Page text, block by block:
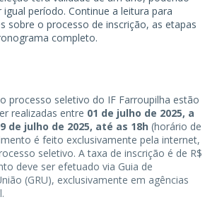
período. Continue a leitura para
sobre o processo de inscrição, as etapas
completo.
processo seletivo do IF Farroupilha estão
realizadas entre 01 de julho de 2025, a
de julho de 2025, até as 18h (horário de
é feito exclusivamente pela internet,
seletivo. A taxa de inscrição é de R$
deve ser efetuado via Guia de
(GRU), exclusivamente em agências